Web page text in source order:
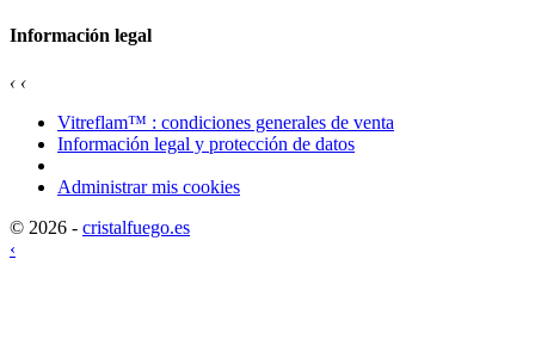
Información legal
‹ ‹
Vitreflam™ : condiciones generales de venta
Información legal y protección de datos
Administrar mis cookies
© 2026 - cristalfuego.es
‹